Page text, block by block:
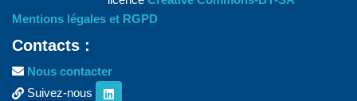
Mentions légales et RGPD
Contacts :
Nous contacter
Suivez-nous